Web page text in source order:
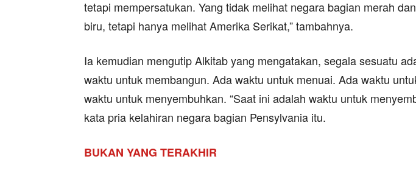
tetapi mempersatukan. Yang tidak melihat negara bagian merah
biru, tetapi hanya melihat Amerika Serikat,” tambahnya.
Ia kemudian mengutip Alkitab yang mengatakan, segala sesuatu
waktu untuk membangun. Ada waktu untuk menuai. Ada waktu
waktu untuk menyembuhkan. “Saat ini adalah waktu untuk
kata pria kelahiran negara bagian Pensylvania itu.
BUKAN YANG TERAKHIR